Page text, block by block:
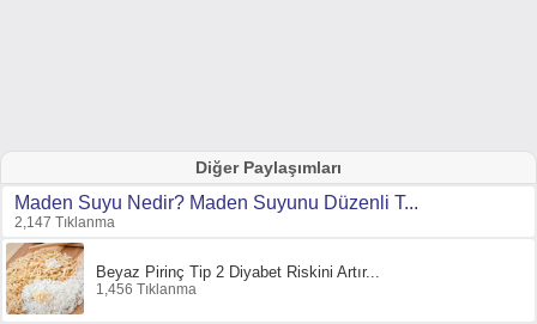
Diğer Paylaşımları
Maden Suyu Nedir? Maden Suyunu Düzenli T...
2,147 Tıklanma
Beyaz Pirinç Tip 2 Diyabet Riskini Artır...
1,456 Tıklanma